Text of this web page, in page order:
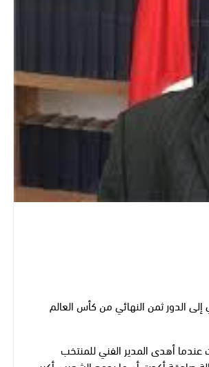
الدور ثمن النهائي من كأس العالم
عندما أهدى المدير الفني للمنتخب